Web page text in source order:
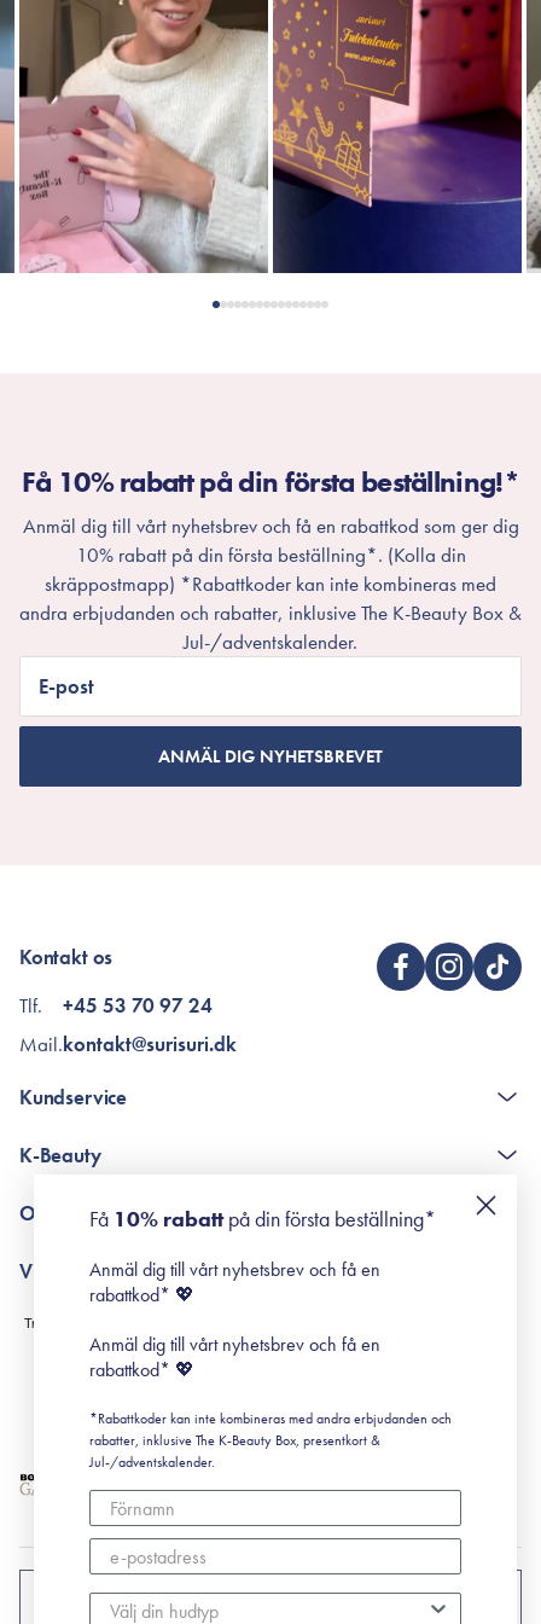
webbplats.
Få 10% rabatt på din första beställning!*
Anmäl dig till vårt nyhetsbrev och få en rabattkod som ger dig
10% rabatt på din första beställning*. (Kolla din
skräppostmapp) *Rabattkoder kan inte kombineras med
andra erbjudanden och rabatter, inklusive The K-Beauty Box &
Jul-/adventskalender.
E-post
ANMÄL DIG NYHETSBREVET
Kontakt os
Tlf.
Mail.
+45 53 70 97 24
kontakt@surisuri.dk
Kundservice
Poängshop - frågor och svar
K-Beauty
Retinol för nybörjare
Om Surisuri
Black Friday
Villkor
Leverans & Retur
Köpvillkor
Prenumerationsvillkor
Cookiepolicy
SVERIGE
Få 10% rabattpå din första beställning*
Anmäl dig till vårt nyhetsbrev och få en
rabattkod* 💖
Anmäl dig till vårt nyhetsbrev och få en
rabattkod* 💖
*Rabattkoder kan inte kombineras med andra erbjudanden och
rabatter, inklusive The K-Beauty Box, presentkort &
Jul-/adventskalender.